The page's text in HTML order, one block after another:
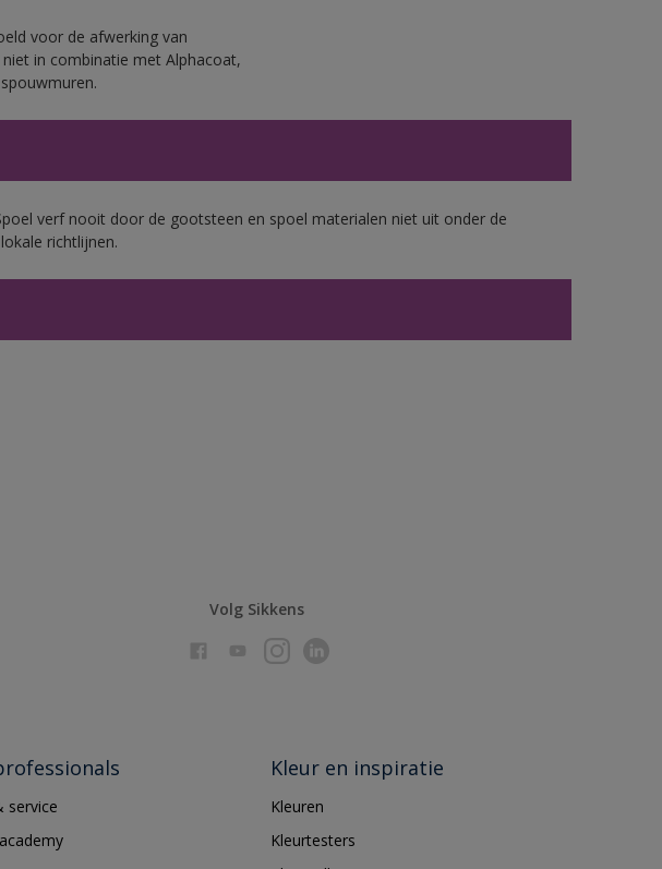
voor de afwerking van
in combinatie met Alphacoat,
verf nooit door de gootsteen en spoel materialen niet uit onder de
richtlijnen.
Volg Sikkens
service
Kleur en inspiratie
Kleuren
Kleurtesters